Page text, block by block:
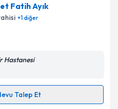
için randevu takvimi talebi
randevu almanız için bir
e-posta ile bilgilendireceğiz.
ilişkin
kişisel verilerimin belirtilen
Fatih Ayık
+1diğer
Hastanesi
Talep Et